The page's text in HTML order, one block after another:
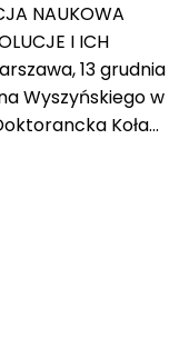
NAUKOWA
I ICH
13 grudnia
Wyszyńskiego w
Koła…